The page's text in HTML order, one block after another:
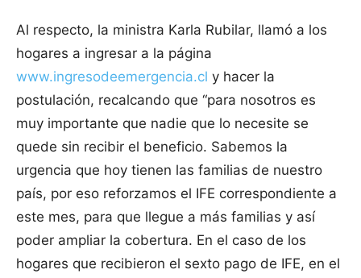
Al respecto, la ministra Karla Rubilar, llamó a los
hogares a ingresar a la página
www.ingresodeemergencia.cl y hacer la
postulación, recalcando que “para nosotros es
muy importante que nadie que lo necesite se
quede sin recibir el beneficio. Sabemos la
urgencia que hoy tienen las familias de nuestro
país, por eso reforzamos el IFE correspondiente a
este mes, para que llegue a más familias y así
poder ampliar la cobertura. En el caso de los
hogares que recibieron el sexto pago de IFE, en el